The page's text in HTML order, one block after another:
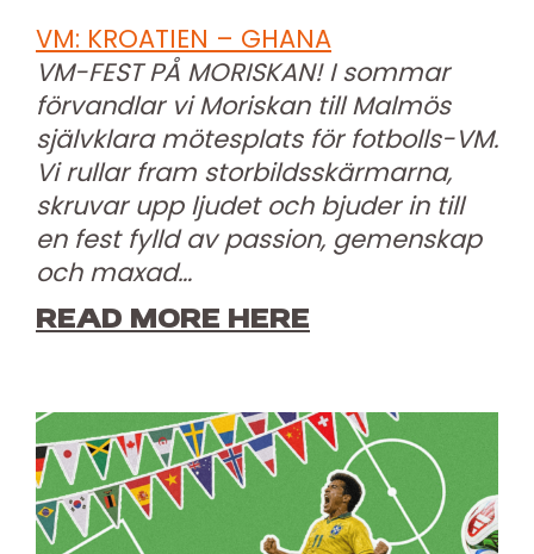
VM: KROATIEN – GHANA
VM-FEST PÅ MORISKAN! I sommar
förvandlar vi Moriskan till Malmös
självklara mötesplats för fotbolls-VM.
Vi rullar fram storbildsskärmarna,
skruvar upp ljudet och bjuder in till
en fest fylld av passion, gemenskap
och maxad…
READ MORE HERE